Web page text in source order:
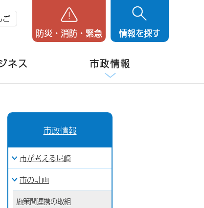
ご
防災・消防・緊急 情報を探す
ネス 市政情報
市政情報
市が考える尼崎
市の計画
施策間連携の取組